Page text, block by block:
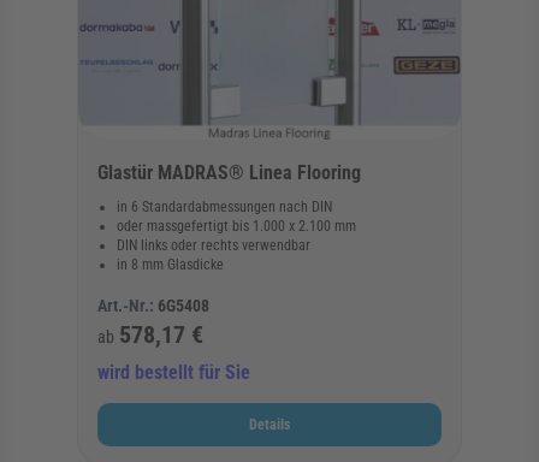
Glastür MADRAS® Linea Flooring
in 6 Standardabmessungen nach DIN
oder massgefertigt bis 1.000 x 2.100 mm
DIN links oder rechts verwendbar
in 8 mm Glasdicke
Art.-Nr.: 6G5408
ab 578,17 €
wird bestellt für Sie
Details